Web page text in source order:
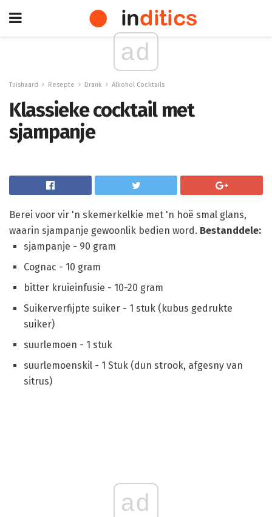
ad
Tuishaard Resepte Drank Alkohol Cocktails
Klassieke cocktail met
sjampanje
Berei voor vir 'n skemerkelkie met 'n hoë smal glans,
waarin sjampanje gewoonlik bedien word. Bestanddele:
sjampanje - 90 gram
Cognac - 10 gram
bitter kruieinfusie - 10-20 gram
Suikerverfijpte suiker - 1 stuk (kubus gedrukte
suiker)
suurlemoen - 1 stuk
suurlemoenskil - 1 Stuk (dun strook, afgesny van
sitrus)
ad